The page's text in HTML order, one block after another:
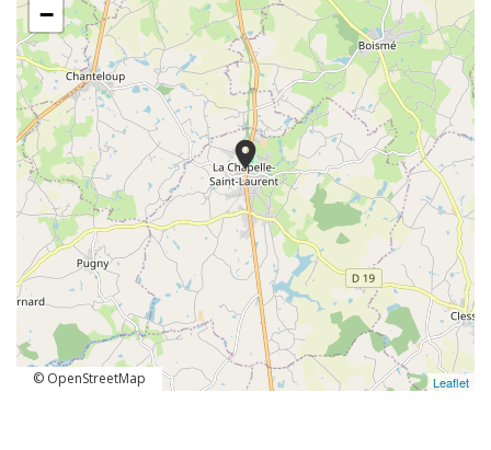
location_on
−
Leaflet
© OpenStreetMap